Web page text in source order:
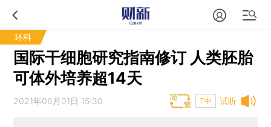
环科
国际干细胞研究指南修订 人类胚胎
可体外培养超14天
试听
2021年06月01日 15:30 T中